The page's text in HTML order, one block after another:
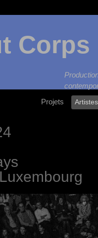
Corps
Projets
Artistes